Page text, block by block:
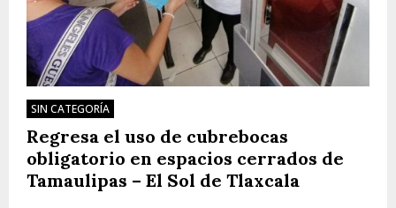
SIN CATEGORÍA
Regresa el uso de cubrebocas
obligatorio en espacios cerrados de
Tamaulipas – El Sol de Tlaxcala